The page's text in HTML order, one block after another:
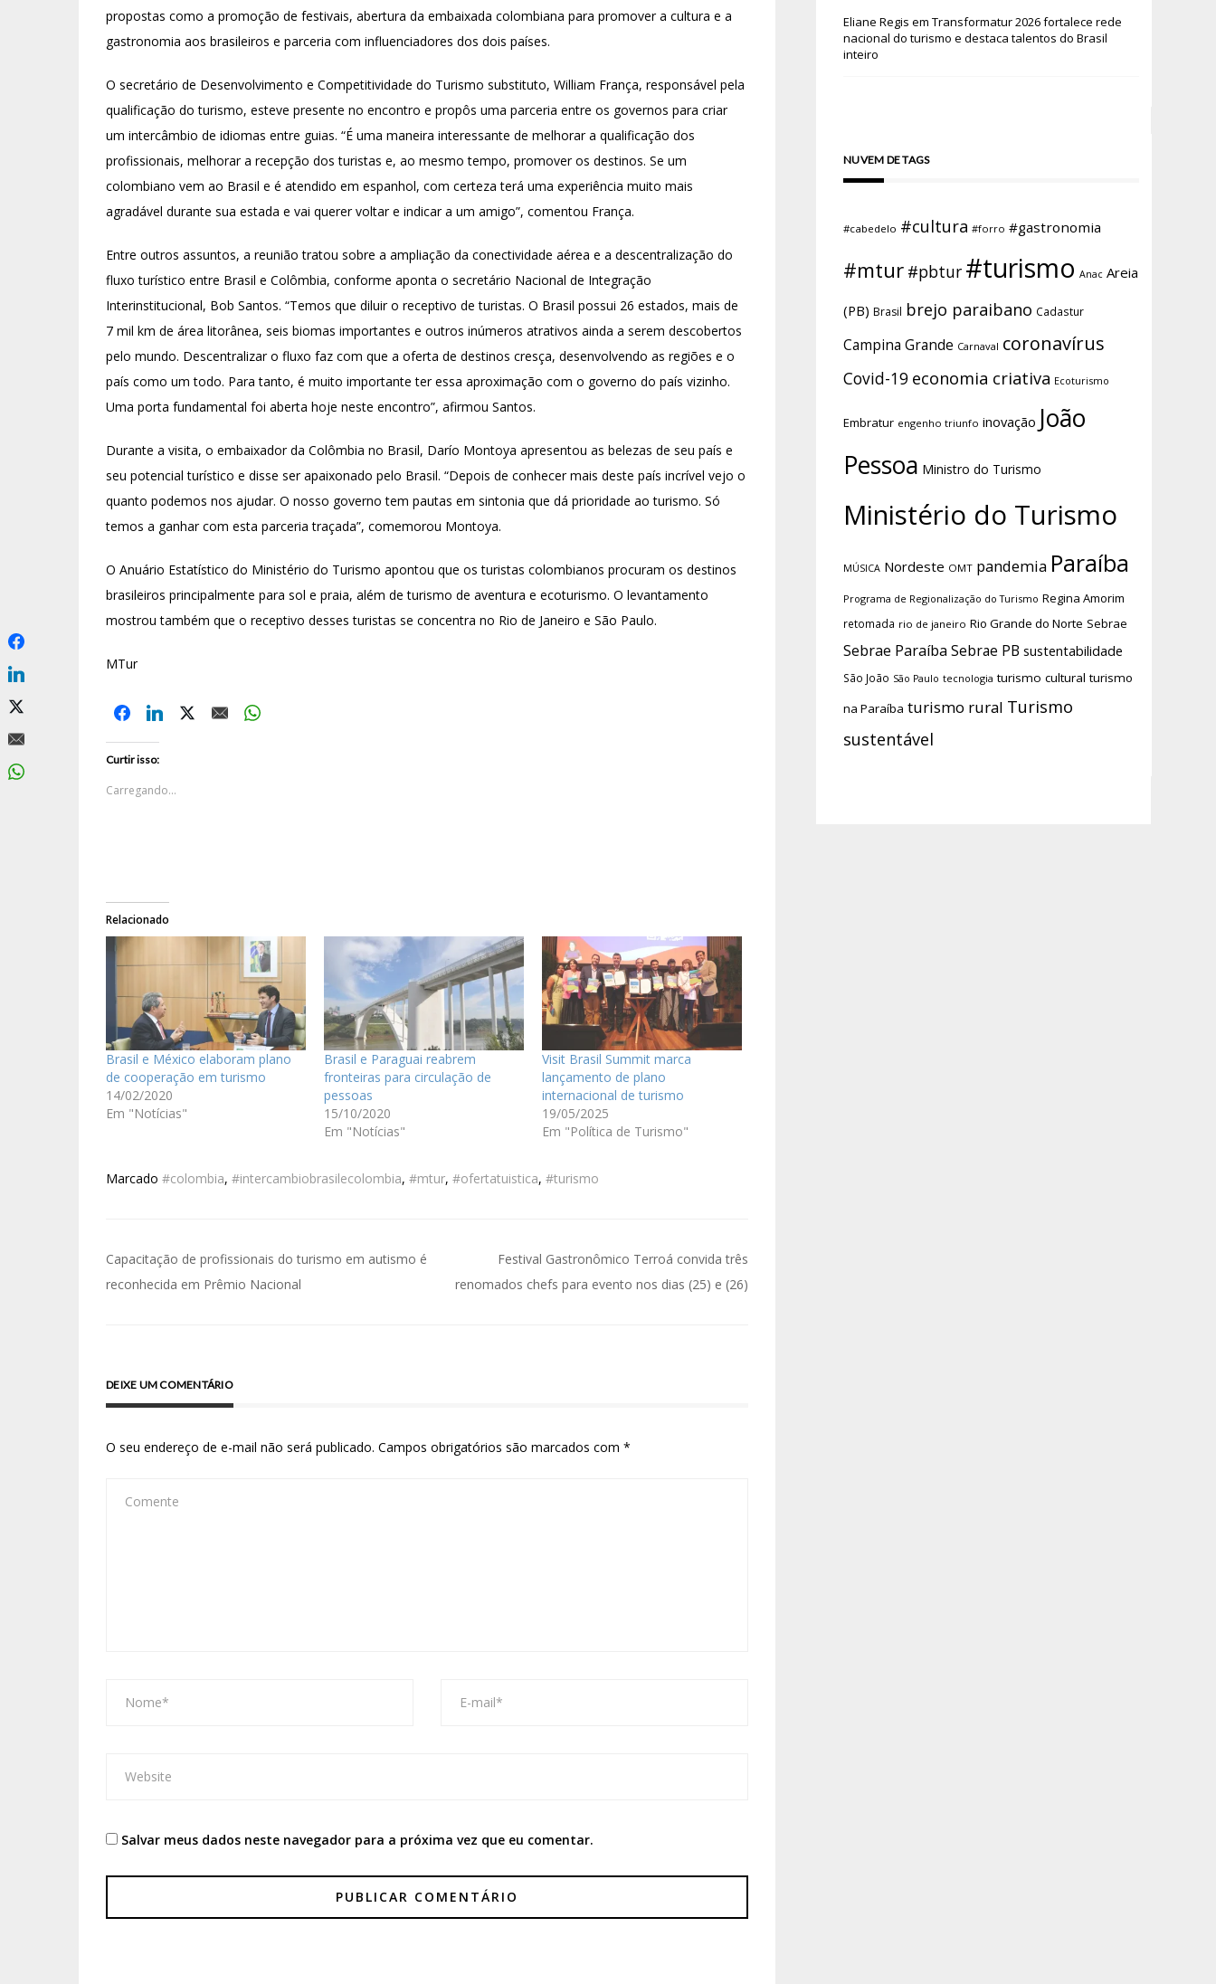
propostas como a promoção de festivais, abertura da embaixada colombiana para promover a cultura e a
gastronomia aos brasileiros e parceria com influenciadores dos dois países.
O secretário de Desenvolvimento e Competitividade do Turismo substituto, William França, responsável pela
qualificação do turismo, esteve presente no encontro e propôs uma parceria entre os governos para criar
um intercâmbio de idiomas entre guias. “É uma maneira interessante de melhorar a qualificação dos
profissionais, melhorar a recepção dos turistas e, ao mesmo tempo, promover os destinos. Se um
colombiano vem ao Brasil e é atendido em espanhol, com certeza terá uma experiência muito mais
agradável durante sua estada e vai querer voltar e indicar a um amigo”, comentou França.
Entre outros assuntos, a reunião tratou sobre a ampliação da conectividade aérea e a descentralização do
fluxo turístico entre Brasil e Colômbia, conforme aponta o secretário Nacional de Integração
Interinstitucional, Bob Santos. “Temos que diluir o receptivo de turistas. O Brasil possui 26 estados, mais de
7 mil km de área litorânea, seis biomas importantes e outros inúmeros atrativos ainda a serem descobertos
pelo mundo. Descentralizar o fluxo faz com que a oferta de destinos cresça, desenvolvendo as regiões e o
país como um todo. Para tanto, é muito importante ter essa aproximação com o governo do país vizinho.
Uma porta fundamental foi aberta hoje neste encontro”, afirmou Santos.
Durante a visita, o embaixador da Colômbia no Brasil, Darío Montoya apresentou as belezas de seu país e
seu potencial turístico e disse ser apaixonado pelo Brasil. “Depois de conhecer mais deste país incrível vejo o
quanto podemos nos ajudar. O nosso governo tem pautas em sintonia que dá prioridade ao turismo. Só
temos a ganhar com esta parceria traçada”, comemorou Montoya.
O Anuário Estatístico do Ministério do Turismo apontou que os turistas colombianos procuram os destinos
brasileiros principalmente para sol e praia, além de turismo de aventura e ecoturismo. O levantamento
mostrou também que o receptivo desses turistas se concentra no Rio de Janeiro e São Paulo.
MTur
Curtir isso:
Carregando...
Relacionado
Brasil e México elaboram plano
de cooperação em turismo
14/02/2020
Em "Notícias"
Brasil e Paraguai reabrem
fronteiras para circulação de
pessoas
15/10/2020
Em "Notícias"
Visit Brasil Summit marca
lançamento de plano
internacional de turismo
19/05/2025
Em "Política de Turismo"
Marcado #colombia, #intercambiobrasilecolombia, #mtur, #ofertatuistica, #turismo
Capacitação de profissionais do turismo em autismo é
reconhecida em Prêmio Nacional
Festival Gastronômico Terroá convida três
renomados chefs para evento nos dias (25) e (26)
DEIXE UM COMENTÁRIO
O seu endereço de e-mail não será publicado. Campos obrigatórios são marcados com *
Salvar meus dados neste navegador para a próxima vez que eu comentar.
Eliane Regis em Transformatur 2026 fortalece rede
nacional do turismo e destaca talentos do Brasil
inteiro
NUVEM DE TAGS
#cabedelo #cultura #forro #gastronomia
#mtur #pbtur #turismo Anac Areia
(PB) Brasil brejo paraibano Cadastur
Campina Grande Carnaval coronavírus
Covid-19 economia criativa Ecoturismo
Embratur engenho triunfo inovação João
Pessoa Ministro do Turismo
Ministério do Turismo
MÚSICA Nordeste OMT pandemia Paraíba
Programa de Regionalização do Turismo Regina Amorim
retomada rio de janeiro Rio Grande do Norte Sebrae
Sebrae Paraíba Sebrae PB sustentabilidade
São João São Paulo tecnologia turismo cultural turismo
na Paraíba turismo rural Turismo
sustentável